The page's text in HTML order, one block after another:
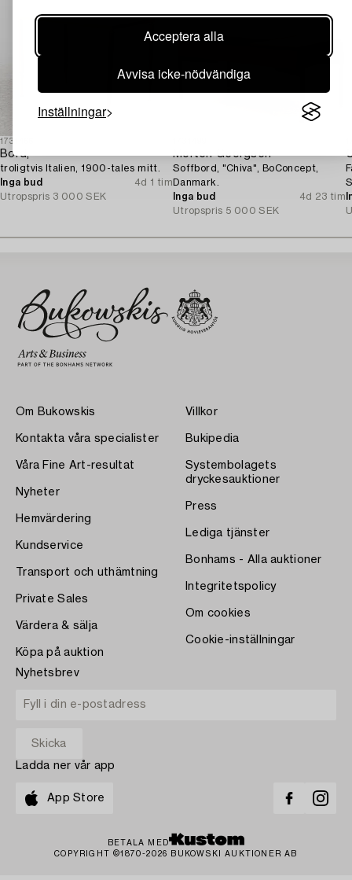
Acceptera alla
Avvisa icke-nödvändiga
Inställningar
1731466
Bord,
troligtvis Italien, 1900-tales mitt.
Inga bud
4d 1 tim
Utropspris 3 000 SEK
Morten Georgsen
Soffbord, "Chiva", BoConcept,
Danmark.
Inga bud
4d 23 tim
Utropspris 5 000 SEK
Om Bukowskis
Kontakta våra specialister
Våra Fine Art-resultat
Nyheter
Hemvärdering
Kundservice
Transport och uthämtning
Private Sales
Värdera & sälja
Köpa på auktion
Villkor
Bukipedia
Systembolagets
dryckesauktioner
Press
Lediga tjänster
Bonhams - Alla auktioner
Integritetspolicy
Om cookies
Cookie-inställningar
Nyhetsbrev
Ladda ner vår app
App Store
BETALA MED
COPYRIGHT ©1870-2026 BUKOWSKI AUKTIONER AB